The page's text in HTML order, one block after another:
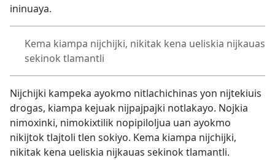
ininuaya.
Kema kiampa nijchijki, nikitak kena ueliskia nijkauas
sekinok tlamantli
Nijchijki kampeka ayokmo nitlachichinas yon nijtekiuis
drogas, kiampa kejuak nijpajpajki notlakayo. Nojkia
nimoxinki, nimokixtilik nopipiloljua uan ayokmo
nikijtok tlajtoli tlen sokiyo. Kema kiampa nijchijki,
nikitak kena ueliskia nijkauas sekinok tlamantli.